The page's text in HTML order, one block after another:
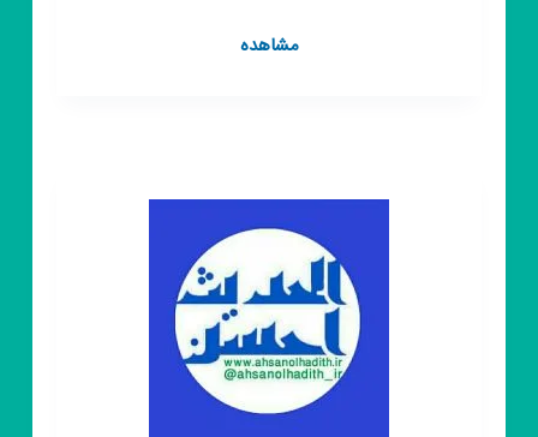
مشاهدهکانال